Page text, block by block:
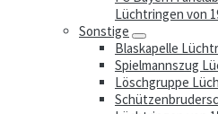
Lüchtringen von
Sonstige
Blaskapelle
Spielmannszug
Löschgruppe